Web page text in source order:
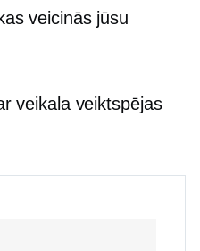
veicinās jūsu
veikala veiktspējas